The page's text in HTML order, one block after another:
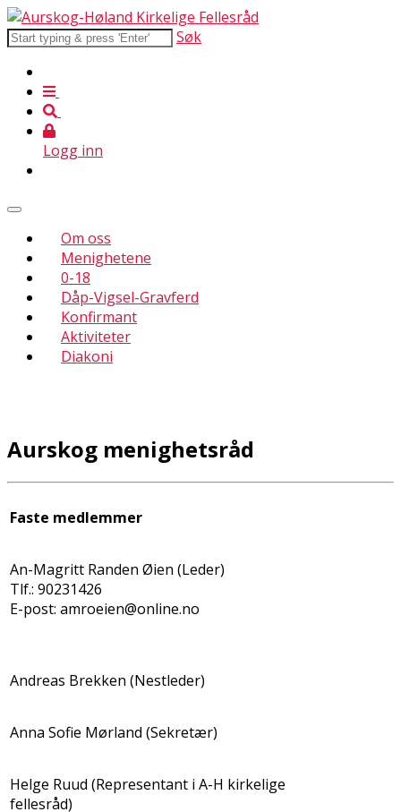
Søk
Logg inn
Om oss
Menighetene
0-18
Dåp-Vigsel-Gravferd
Konfirmant
Aktiviteter
Diakoni
Aurskog menighetsråd
Faste medlemmer
An-Magritt Randen Øien (Leder)
Tlf.: 90231426
E-post: amroeien@online.no
Andreas Brekken (Nestleder)
Anna Sofie Mørland (Sekretær)
Helge Ruud (Representant i A-H kirkelige
fellesråd)